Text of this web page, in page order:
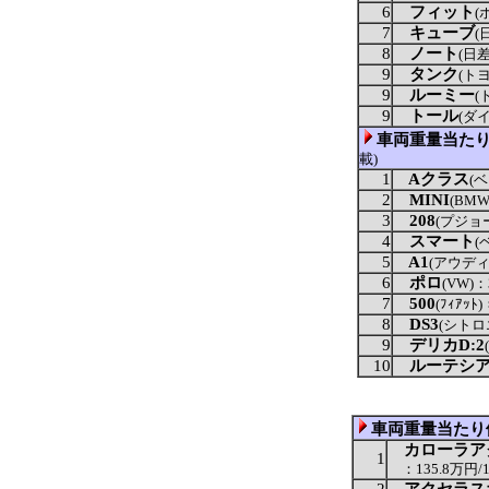
6 フィット (
7 キューブ(
8 ノート (日
9 タンク(ト
9 ルーミー(
9 トール(ダ
車両重量当た
載)
1 Aクラス(
2 MINI
3 208(プジョ
4 スマート (
5 A1 (アウデ
6 ポロ(VW)
7 500(ﾌｨｱｯﾄ)
8 DS3(シトロ
9 デリカD:2
10 ルーテシ
車両重量当た
1
カローラア
：135.8万円/